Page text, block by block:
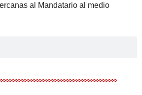
al Mandatario al medio